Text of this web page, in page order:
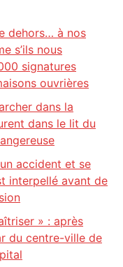
dehors… à nos
s’ils nous
signatures
ouvrières
dans la
dans le lit du
accident et se
interpellé avant de
» : après
du centre-ville de